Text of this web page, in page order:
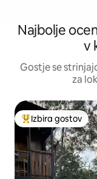
Najbolje
v
Gostje se
za
Najbolj
Izbira gostov